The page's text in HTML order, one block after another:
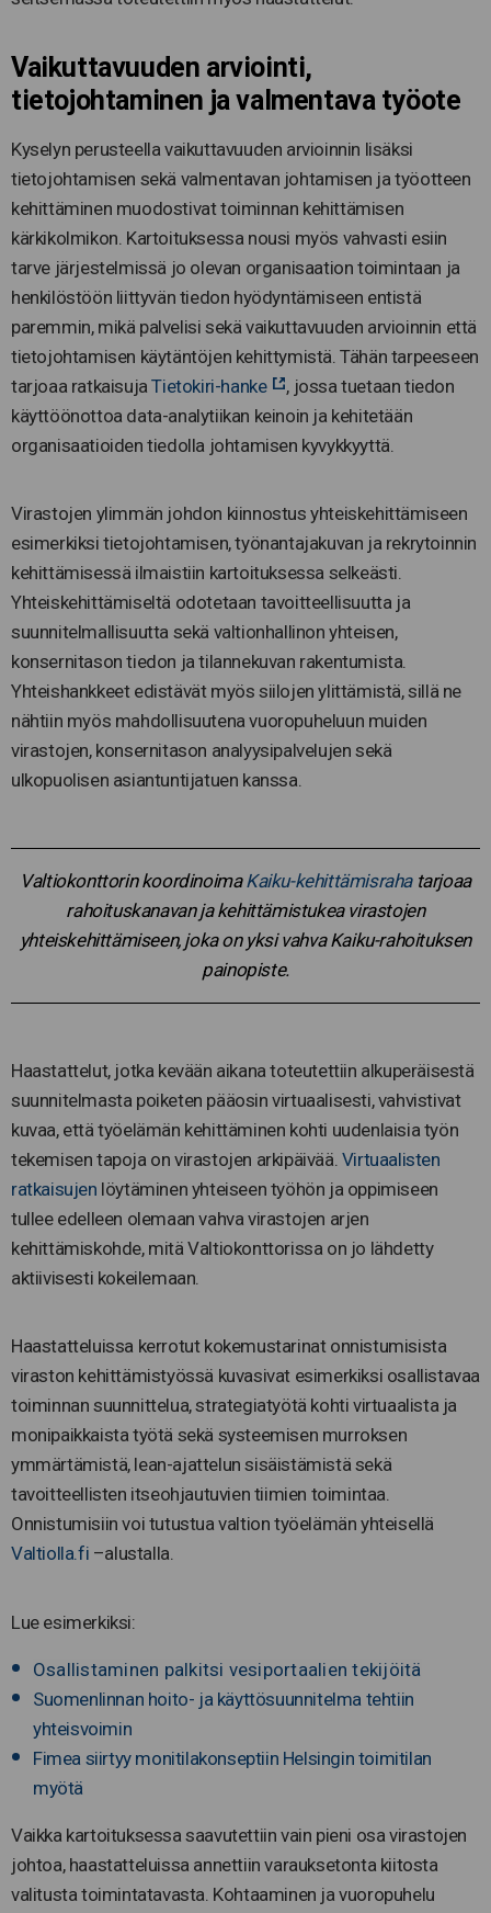
Vaikuttavuuden arviointi,
tietojohtaminen ja valmentava työote
Kyselyn perusteella vaikuttavuuden arvioinnin lisäksi
tietojohtamisen sekä valmentavan johtamisen ja työotteen
kehittäminen muodostivat toiminnan kehittämisen
kärkikolmikon. Kartoituksessa nousi myös vahvasti esiin
tarve järjestelmissä jo olevan organisaation toimintaan ja
henkilöstöön liittyvän tiedon hyödyntämiseen entistä
paremmin, mikä palvelisi sekä vaikuttavuuden arvioinnin että
tietojohtamisen käytäntöjen kehittymistä. Tähän tarpeeseen
tarjoaa ratkaisujaTietokiri-hanke
, jossa tuetaan tiedon
käyttöönottoa data-analytiikan keinoin ja kehitetään
organisaatioiden tiedolla johtamisen kyvykkyyttä.
Virastojen ylimmän johdon kiinnostus yhteiskehittämiseen
esimerkiksi tietojohtamisen, työnantajakuvan ja rekrytoinnin
kehittämisessä ilmaistiin kartoituksessa selkeästi.
Yhteiskehittämiseltä odotetaan tavoitteellisuutta ja
suunnitelmallisuutta sekä valtionhallinon yhteisen,
konsernitason tiedon ja tilannekuvan rakentumista.
Yhteishankkeet edistävät myös siilojen ylittämistä, sillä ne
nähtiin myös mahdollisuutena vuoropuheluun muiden
virastojen, konsernitason analyysipalvelujen sekä
ulkopuolisen asiantuntijatuen kanssa.
Valtiokonttorin koordinoimaKaiku-kehittämisrahatarjoaa
rahoituskanavan ja kehittämistukea virastojen
yhteiskehittämiseen, joka on yksi vahva Kaiku-rahoituksen
painopiste.
Haastattelut, jotka kevään aikana toteutettiin alkuperäisestä
suunnitelmasta poiketen pääosin virtuaalisesti, vahvistivat
kuvaa, että työelämän kehittäminen kohti uudenlaisia työn
tekemisen tapoja on virastojen arkipäivää. Virtuaalisten
ratkaisujen löytäminen yhteiseen työhön ja oppimiseen
tullee edelleen olemaan vahva virastojen arjen
kehittämiskohde, mitä Valtiokonttorissa on jo lähdetty
aktiivisesti kokeilemaan.
Haastatteluissa kerrotut kokemustarinat onnistumisista
viraston kehittämistyössä kuvasivat esimerkiksi osallistavaa
toiminnan suunnittelua, strategiatyötä kohti virtuaalista ja
monipaikkaista työtä sekä systeemisen murroksen
ymmärtämistä, lean-ajattelun sisäistämistä sekä
tavoitteellisten itseohjautuvien tiimien toimintaa.
Onnistumisiin voi tutustua valtion työelämän yhteisellä
Valtiolla.fi –alustalla.
Lue esimerkiksi:
Osallistaminen palkitsi vesiportaalien tekijöitä
Suomenlinnan hoito- ja käyttösuunnitelma tehtiin
yhteisvoimin
Fimea siirtyy monitilakonseptiin Helsingin toimitilan
myötä
Vaikka kartoituksessa saavutettiin vain pieni osa virastojen
johtoa, haastatteluissa annettiin varauksetonta kiitosta
valitusta toimintatavasta. Kohtaaminen ja vuoropuhelu